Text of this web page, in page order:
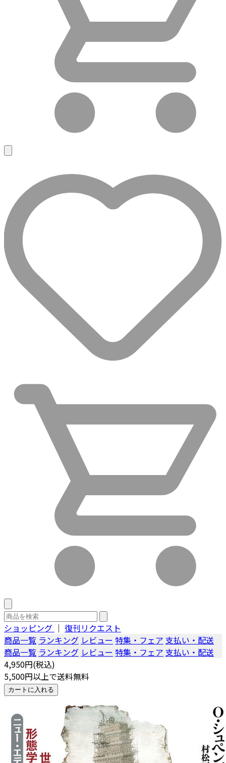
ショッピング ｜ 復刊リクエスト
商品一覧 ランキング レビュー 特集・フェア 支払い・配送
商品一覧 ランキング レビュー 特集・フェア 支払い・配送
4,950円(税込)
5,500円以上で送料無料
カートに入れる